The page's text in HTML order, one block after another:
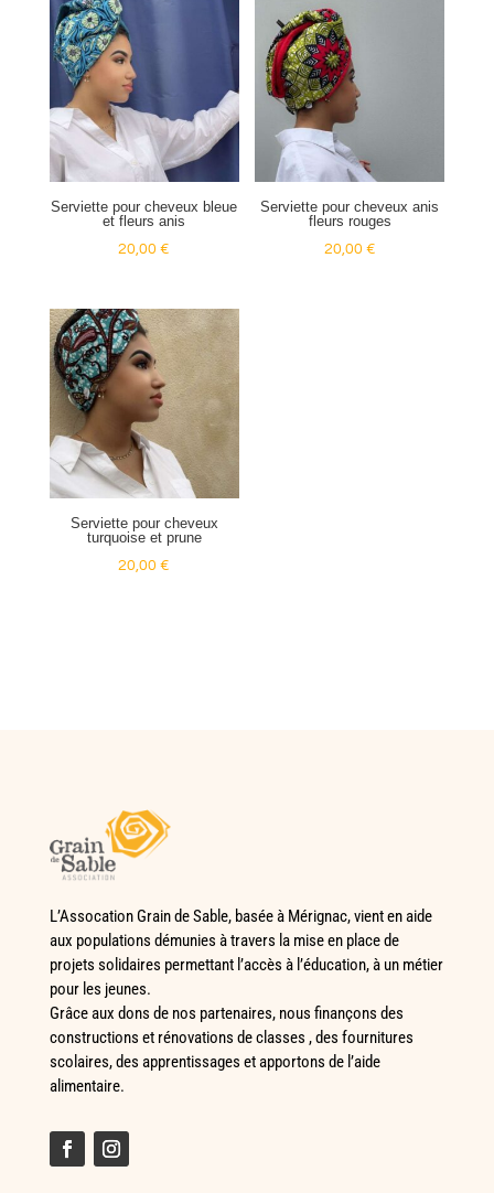
Serviette pour cheveux bleue
et fleurs anis
20,00€
Serviette pour cheveux anis
fleurs rouges
20,00 €
Serviette pour cheveux
turquoise et prune
20,00€
L’Assocation Grain de Sable, basée à Mérignac, vient en aide
aux populations démunies à travers la mise en place de
projets solidaires permettant l’accès à l’éducation, à un métier
pour les jeunes.
Grâce aux dons de nos partenaires, nous finançons des
constructions et rénovations de classes , des fournitures
scolaires, des apprentissages et apportons de l’aide
alimentaire.